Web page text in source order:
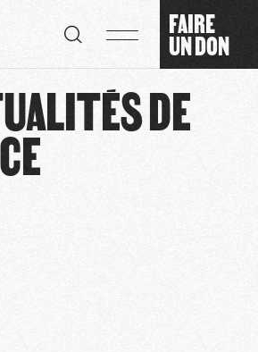
FAIRE
UN DON
DE